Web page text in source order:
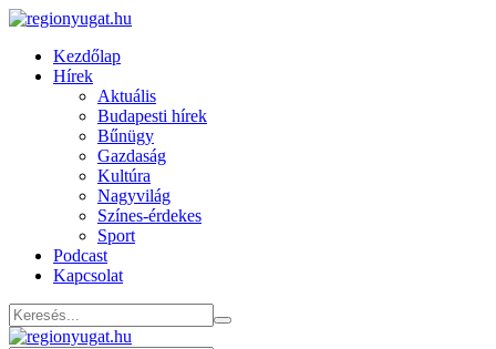
Kezdőlap
Hírek
Aktuális
Budapesti hírek
Bűnügy
Gazdaság
Kultúra
Nagyvilág
Színes-érdekes
Sport
Podcast
Kapcsolat